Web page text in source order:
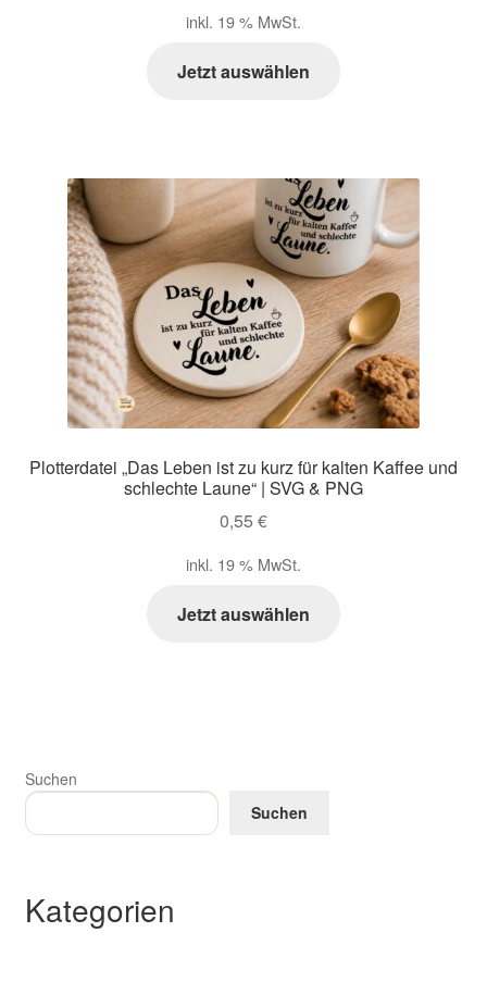
inkl. 19 % MwSt.
Jetzt auswählen
Plotterdatei „Das Leben ist zu kurz für kalten Kaffee und
schlechte Laune“ | SVG & PNG
0,55 €
inkl. 19 % MwSt.
Jetzt auswählen
Suchen
Suchen
Kategorien